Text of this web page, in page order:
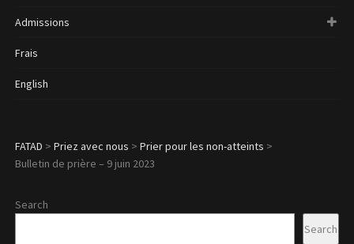
Admissions
Frais
English
FATAD > Priez avec nous > Prier pour les non-atteints >
Bulletin de prière – 9 juin 2023
Search
Search